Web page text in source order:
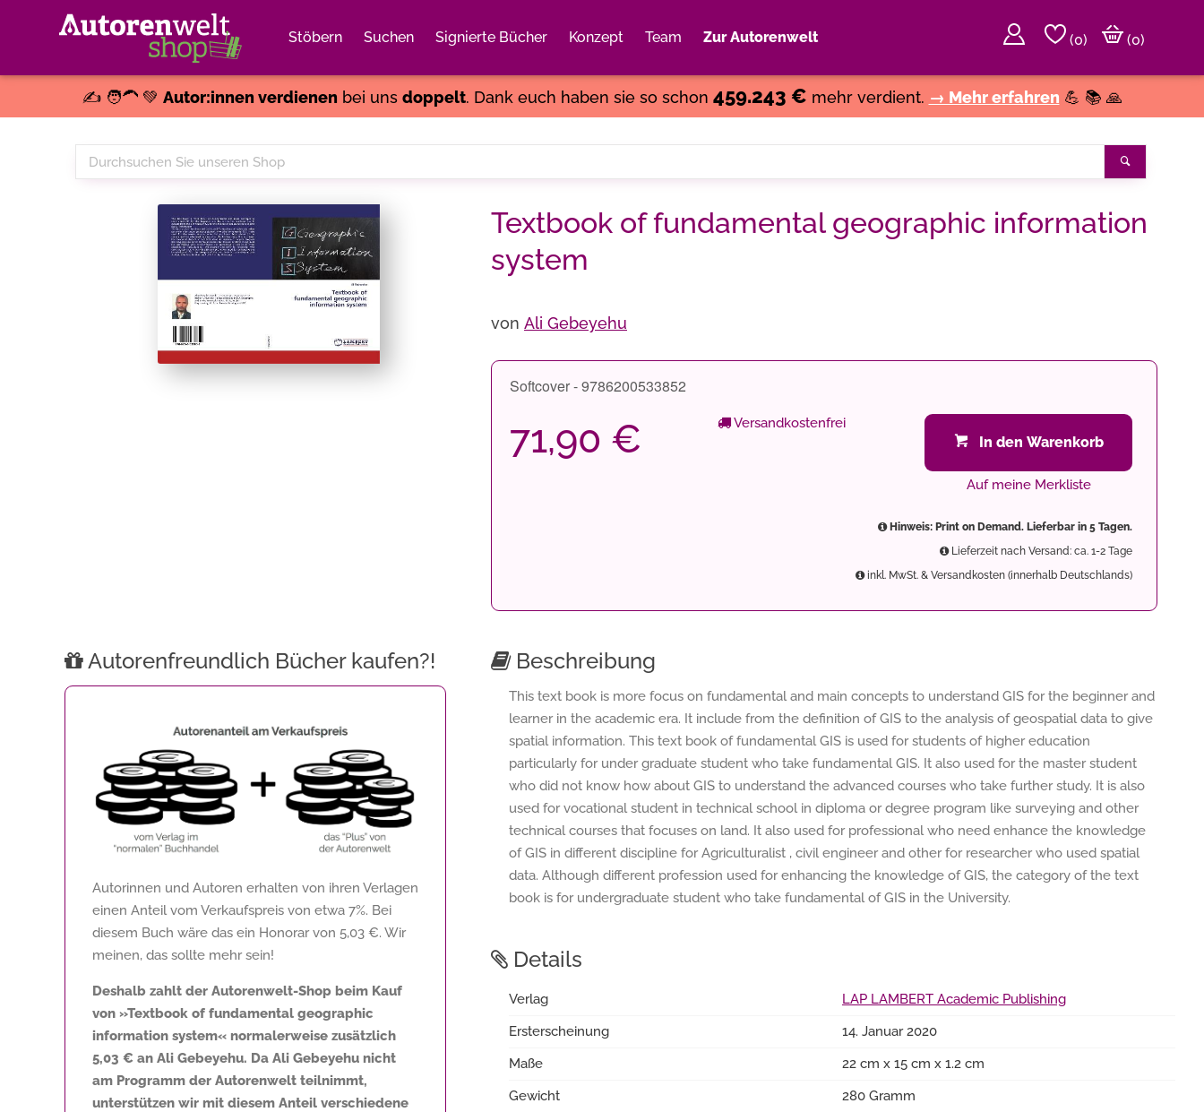
Stöbern Suchen Signierte Bücher Konzept Team Zur Autorenwelt (0)
(0)
✍️ 🧑‍🦱 💚 Autor:innen verdienenbei uns doppelt. Dank euch haben sie so schon 459.243 € mehr verdient. → Mehr erfahren 💪 📚 🙏
Durchsuchen
Sie
Textbook of fundamental geographic information
system
von Ali Gebeyehu
Softcover - 9786200533852
71,90 € Versandkostenfrei
In den Warenkorb
Auf meine Merkliste
Hinweis: Print on Demand. Lieferbar in 5 Tagen.
Lieferzeit nach Versand: ca. 1-2 Tage
inkl. MwSt. & Versandkosten (innerhalb Deutschlands)
Autorenfreundlich Bücher kaufen?!
Autorinnen und Autoren erhalten von ihren Verlagen
einen Anteil vom Verkaufspreis von etwa 7%. Bei
diesem Buch wäre das ein Honorar von 5,03 €. Wir
meinen, das sollte mehr sein!
Deshalb zahlt der Autorenwelt-Shop beim Kauf
von »Textbook of fundamental geographic
information system« normalerweise zusätzlich
5,03 € an Ali Gebeyehu. Da Ali Gebeyehu nicht
am Programm der Autorenwelt teilnimmt,
unterstützen wir mit diesem Anteil verschiedene
Beschreibung
This text book is more focus on fundamental and main concepts to understand GIS for the beginner and
learner in the academic era. It include from the definition of GIS to the analysis of geospatial data to give
spatial information. This text book of fundamental GIS is used for students of higher education
particularly for under graduate student who take fundamental GIS. It also used for the master student
who did not know how about GIS to understand the advanced courses who take further study. It is also
used for vocational student in technical school in diploma or degree program like surveying and other
technical courses that focuses on land. It also used for professional who need enhance the knowledge
of GIS in different discipline for Agriculturalist , civil engineer and other for researcher who used spatial
data. Although different profession used for enhancing the knowledge of GIS, the category of the text
book is for undergraduate student who take fundamental of GIS in the University.
Details
Verlag
LAP LAMBERT Academic Publishing
Ersterscheinung
14. Januar 2020
Maße
22 cm x 15 cm x 1.2 cm
Gewicht
280 Gramm